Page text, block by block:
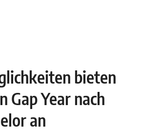
bieten
Gap Year nach
an